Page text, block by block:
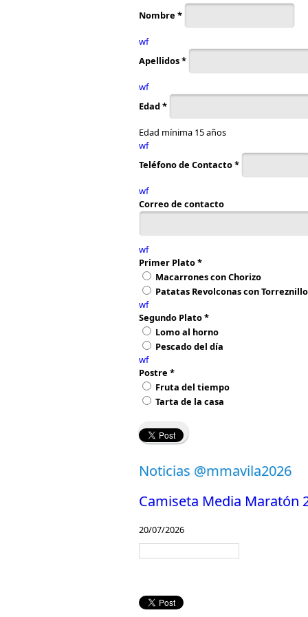
Nombre *
wf
Apellidos*
wf
Edad*
Edad mínima 15 años
wf
Teléfono de Contacto*
wf
Correo de contacto
wf
Primer Plato*
Macarrones con Chorizo
Patatas Revolconas con
wf
Segundo Plato*
Lomo al horno
Pescado del día
wf
Postre *
Fruta del tiempo
Tarta de la casa
Noticias @mmavila2026
Camiseta Media Maratón
20/07/2026